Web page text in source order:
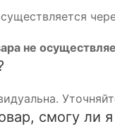
не
смогу ли